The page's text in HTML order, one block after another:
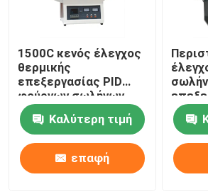
1500C κενός έλεγχος
θερμικής
επεξεργασίας PID
φούρνων σωλήνων
Καλύτερη τιμή
επαφή